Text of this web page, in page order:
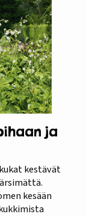
ja
kestävät
kesään